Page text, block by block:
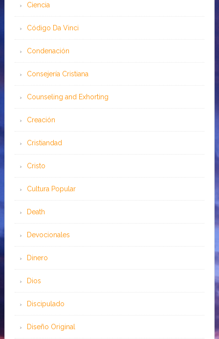
Ciencia
Código Da Vinci
Condenación
Consejería Cristiana
Counseling and Exhorting
Creación
Cristiandad
Cristo
Cultura Popular
Death
Devocionales
Dinero
Dios
Discipulado
Diseño Original